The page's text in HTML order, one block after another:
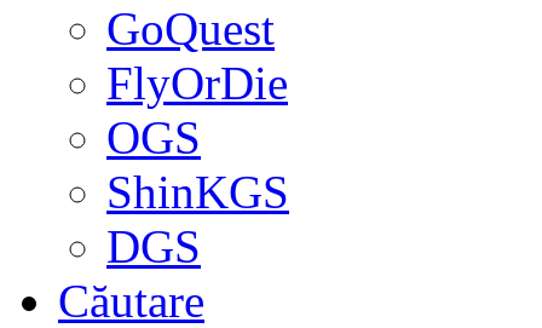
GoQuest
FlyOrDie
OGS
ShinKGS
DGS
Căutare